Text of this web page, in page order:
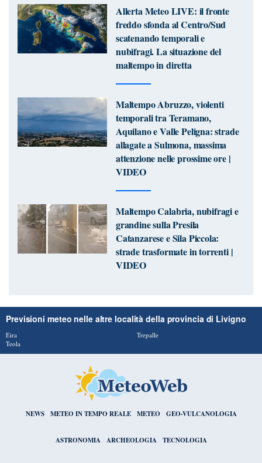
Allerta Meteo LIVE: il fronte
freddo sfonda al Centro/Sud
scatenando temporali e
nubifragi. La situazione del
maltempo in diretta
Maltempo Abruzzo, violenti
temporali tra Teramano,
Aquilano e Valle Peligna: strade
allagate a Sulmona, massima
attenzione nelle prossime ore |
VIDEO
Maltempo Calabria, nubifragi e
grandine sulla Presila
Catanzarese e Sila Piccola:
strade trasformate in torrenti |
VIDEO
Previsioni meteo nelle altre località della provincia di Livigno
Eira
Teola
Trepalle
NEWS METEO IN TEMPO REALE METEO GEO-VULCANOLOGIA
ASTRONOMIA ARCHEOLOGIA TECNOLOGIA